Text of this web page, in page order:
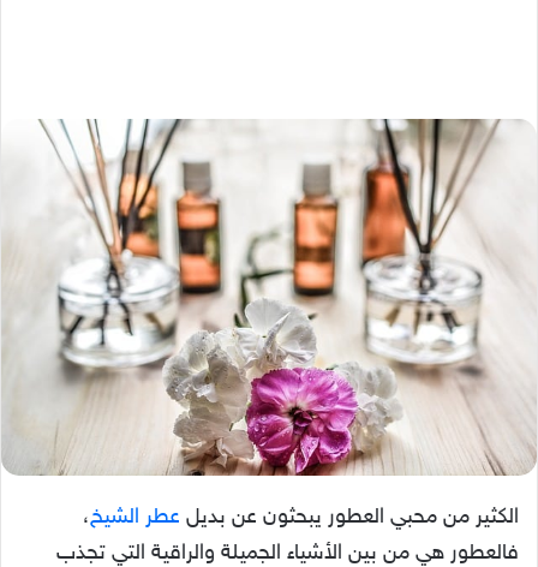
الكثير من محبي العطور يبحثون عن بديل عطر الشيخ،
فالعطور هي من بين الأشياء الجميلة والراقية التي تجذب